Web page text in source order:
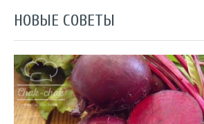
НОВЫЕ СОВЕТЫ